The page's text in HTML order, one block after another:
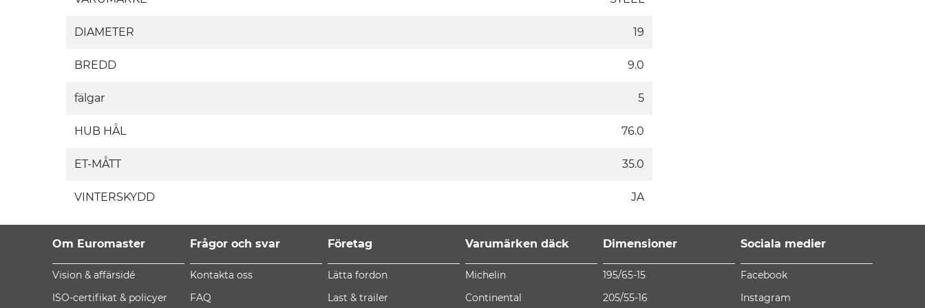
DIAMETER 19
BREDD 9.0
fälgar 5
HUB HÅL 76.0
ET-MÅTT 35.0
VINTERSKYDD JA
Om Euromaster
Vision & affärsidé
ISO-certifikat & policyer
Frågor och svar
Kontakta oss
FAQ
Företag
Lätta fordon
Last & trailer
Varumärken däck
Michelin
Continental
Dimensioner
195/65-15
205/55-16
Sociala medier
Facebook
Instagram